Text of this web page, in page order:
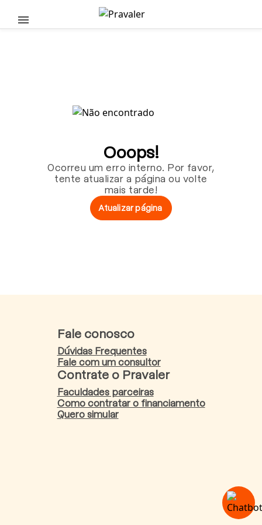
Pular para o conteúdo principal
Ooops!
Ocorreu um erro interno. Por favor,
tente atualizar a página ou volte
mais tarde!
Atualizar página
Fale conosco
Dúvidas Frequentes
Fale com um consultor
Contrate o Pravaler
Faculdades parceiras
Como contratar o financiamento
Quero simular